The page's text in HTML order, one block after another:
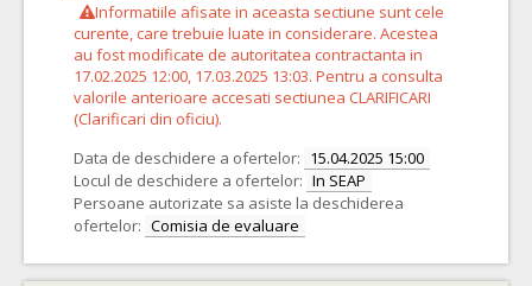
Informatiile afisate in aceasta sectiune sunt cele
curente, care trebuie luate in considerare. Acestea
au fost modificate de autoritatea contractanta in
17.02.2025 12:00, 17.03.2025 13:03. Pentru a consulta
valorile anterioare accesati sectiunea CLARIFICARI
(Clarificari din oficiu).
Data de deschidere a ofertelor: 15.04.2025 15:00
Locul de deschidere a ofertelor: In SEAP
Persoane autorizate sa asiste la deschiderea
ofertelor: Comisia de evaluare